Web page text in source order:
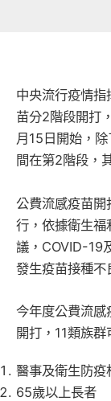
中央流行疫情
苗分2階段開打
月15日開始，
間在第2階段，
公費流感疫苗
行，依據衛生福
議，COVID-19
發生疫苗接種不
今年度公費流
開打，11類族群
醫事及衛生防疫
65歲以上長者